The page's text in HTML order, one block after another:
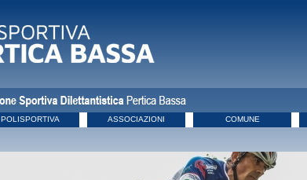
POLISPORTIVA ASSOCIAZIONI COMUNE